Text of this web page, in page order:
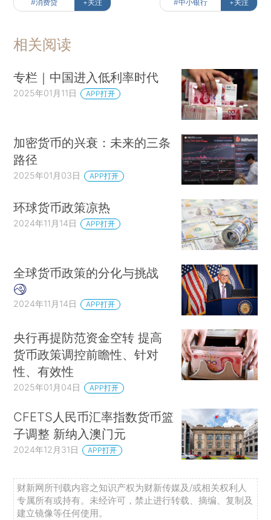
#消费贷 +关注 #中小银行 +关注
相关阅读
专栏｜中国进入低利率时代
2025年01月11日 APP打开
加密货币的兴衰：未来的三条
路径
2025年01月03日 APP打开
环球货币政策凉热
2024年11月14日 APP打开
全球货币政策的分化与挑战
2024年11月14日 APP打开
央行再提防范资金空转 提高
货币政策调控前瞻性、针对
性、有效性
2025年01月04日 APP打开
CFETS人民币汇率指数货币篮
子调整 新纳入澳门元
2024年12月31日 APP打开
财新网所刊载内容之知识产权为财新传媒及/或相关权利人
专属所有或持有。未经许可，禁止进行转载、摘编、复制及
建立镜像等任何使用。